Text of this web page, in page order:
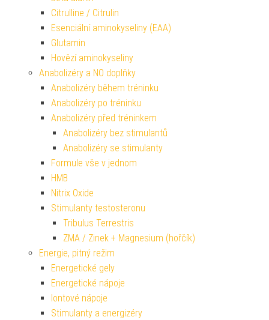
Citrulline / Citrulin
Esenciální aminokyseliny (EAA)
Glutamin
Hovězí aminokyseliny
Anabolizéry a NO doplňky
Anabolizéry během tréninku
Anabolizéry po tréninku
Anabolizéry před tréninkem
Anabolizéry bez stimulantů
Anabolizéry se stimulanty
Formule vše v jednom
HMB
Nitrix Oxide
Stimulanty testosteronu
Tribulus Terrestris
ZMA / Zinek + Magnesium (hořčík)
Energie, pitný režim
Energetické gely
Energetické nápoje
Iontové nápoje
Stimulanty a energizéry